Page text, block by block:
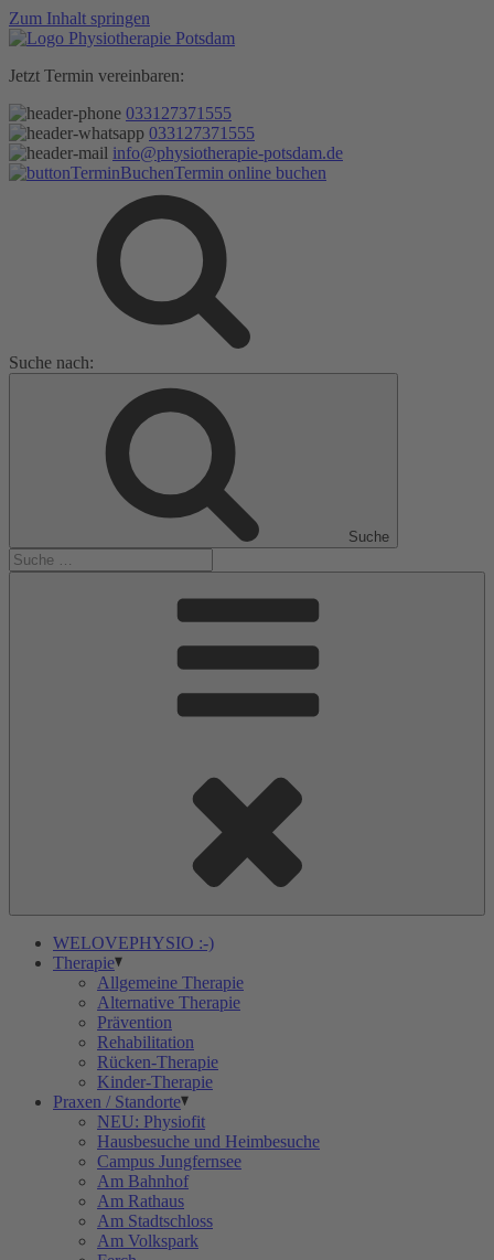
Zum Inhalt springen
Jetzt Termin vereinbaren:
033127371555
033127371555
info@physiotherapie-potsdam.de
Termin online buchen
Suche nach:
Suche
WELOVEPHYSIO :-)
Therapie
Allgemeine Therapie
Alternative Therapie
Prävention
Rehabilitation
Rücken-Therapie
Kinder-Therapie
Praxen / Standorte
NEU: Physiofit
Hausbesuche und Heimbesuche
Campus Jungfernsee
Am Bahnhof
Am Rathaus
Am Stadtschloss
Am Volkspark